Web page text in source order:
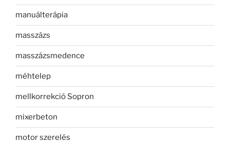
manuálterápia
masszázs
masszázsmedence
méhtelep
mellkorrekció Sopron
mixerbeton
motor szerelés